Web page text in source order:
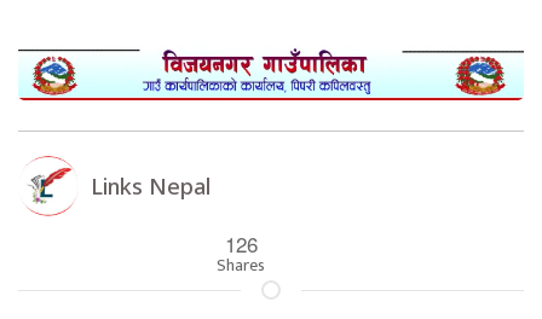
Links Nepal
126
Shares